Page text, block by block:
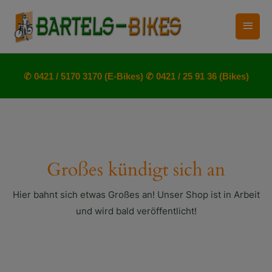
Inhalt
springen
✆ 0421 / 5170 3170 (E-Bikes) ✆ 0421 / 25 91 36 (Bikes)
Großes kündigt sich an
Hier bahnt sich etwas Großes an! Unser Shop ist in Arbeit
und wird bald veröffentlicht!